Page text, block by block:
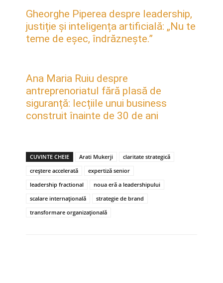
Gheorghe Piperea despre leadership,
justiție și inteligența artificială: „Nu te
teme de eșec, îndrăznește.”
Ana Maria Ruiu despre
antreprenoriatul fără plasă de
siguranță: lecțiile unui business
construit înainte de 30 de ani
CUVINTE CHEIE Arati Mukerji
claritate strategică
creștere accelerată
expertiză senior
leadership fractional
noua eră a leadershipului
scalare internațională
strategie de brand
transformare organizațională